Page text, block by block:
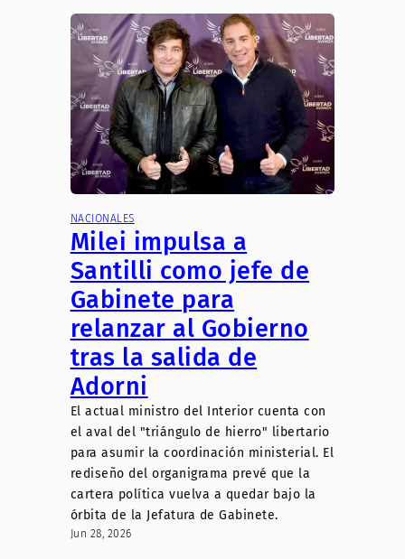
NACIONALES
Milei impulsa a
Santilli como jefe de
Gabinete para
relanzar al Gobierno
tras la salida de
Adorni
El actual ministro del Interior cuenta con
el aval del "triángulo de hierro" libertario
para asumir la coordinación ministerial. El
rediseño del organigrama prevé que la
cartera política vuelva a quedar bajo la
órbita de la Jefatura de Gabinete.
Jun 28, 2026